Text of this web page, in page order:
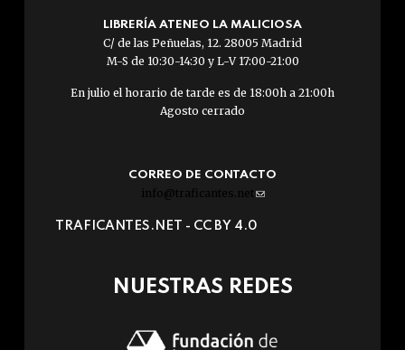
LIBRERÍA ATENEO LA MALICIOSA
C/ de las Peñuelas, 12. 28005 Madrid
M-S de 10:30-14:30 y L-V 17:00-21:00
En julio el horario de tarde es de 18:00h a 21:00h
Agosto cerrado
CORREO DE CONTACTO
info@traficantes.net (link
e-
TRAFICANTES.NET - CC BY 4.0
NUESTRAS REDES